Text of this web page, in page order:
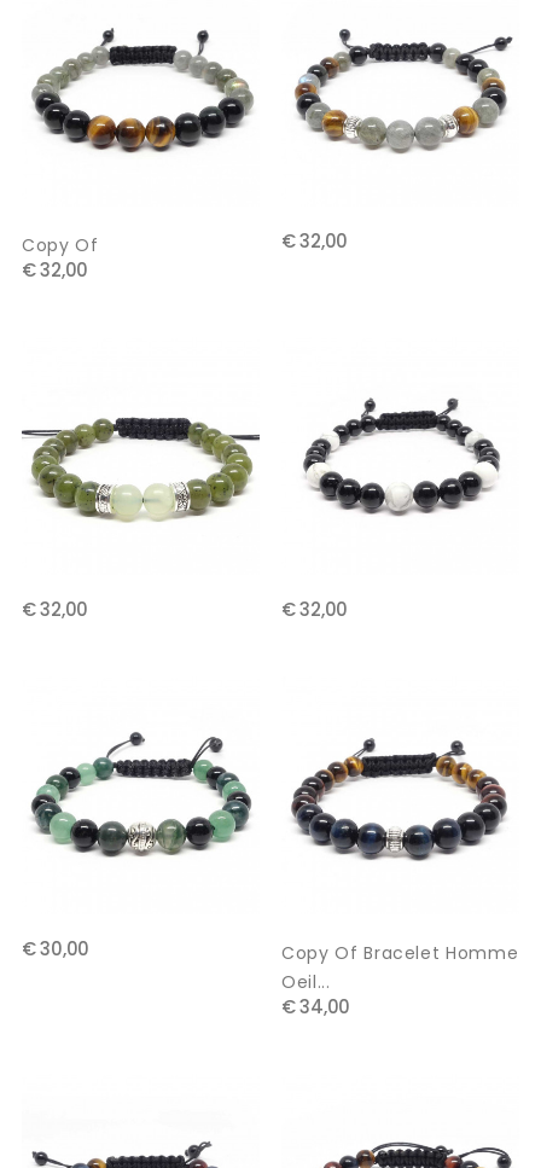
Copy Of
€ 32,00
€ 32,00
€ 32,00 € 32,00
€ 30,00
Copy Of Bracelet Homme
Oeil...
€ 34,00